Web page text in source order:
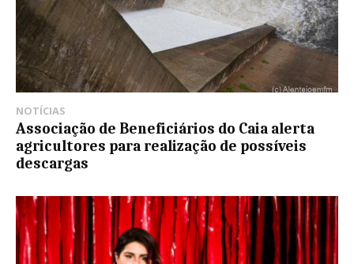
NOTÍCIAS
Associação de Beneficiários do Caia alerta
agricultores para realização de possíveis
descargas